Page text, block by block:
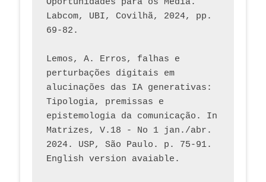
Oportunidades para os Media.
Labcom, UBI, Covilhã, 2024, pp.
69-82.
Lemos, A. Erros, falhas e
perturbações digitais em
alucinações das IA generativas:
Tipologia, premissas e
epistemologia da comunicação. In
Matrizes, V.18 - No 1 jan./abr.
2024. USP, São Paulo. p. 75-91.
English version avaiable.